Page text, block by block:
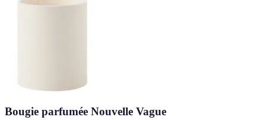
Bougie parfumée Nouvelle Vague